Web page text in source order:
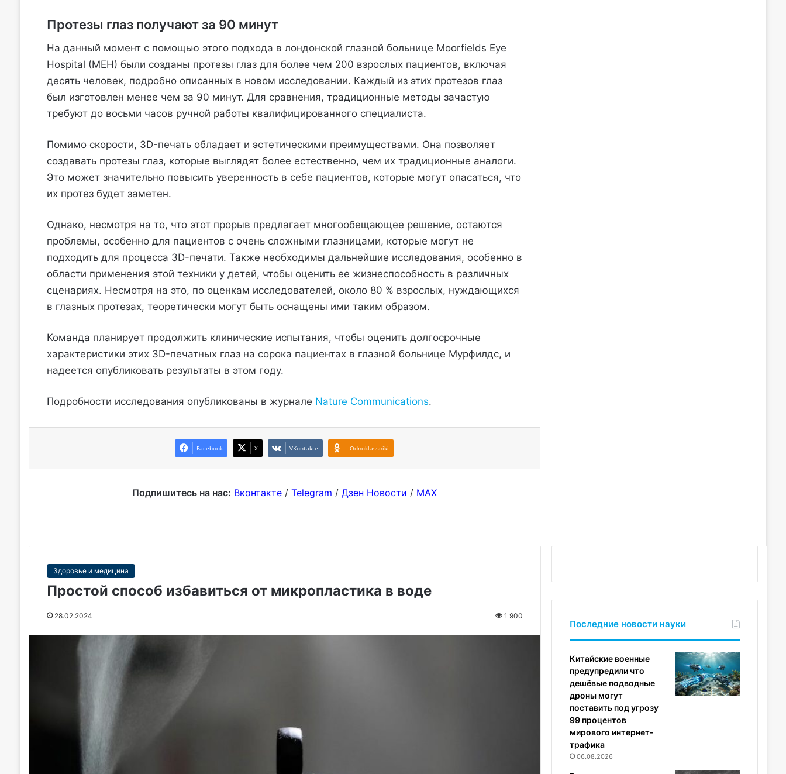
Протезы глаз получают за 90 минут
На данный момент с помощью этого подхода в лондонской глазной больнице Moorfields Eye
Hospital (MEH) были созданы протезы глаз для более чем 200 взрослых пациентов, включая
десять человек, подробно описанных в новом исследовании. Каждый из этих протезов глаз
был изготовлен менее чем за 90 минут. Для сравнения, традиционные методы зачастую
требуют до восьми часов ручной работы квалифицированного специалиста.
Помимо скорости, 3D-печать обладает и эстетическими преимуществами. Она позволяет
создавать протезы глаз, которые выглядят более естественно, чем их традиционные аналоги.
Это может значительно повысить уверенность в себе пациентов, которые могут опасаться, что
их протез будет заметен.
Однако, несмотря на то, что этот прорыв предлагает многообещающее решение, остаются
проблемы, особенно для пациентов с очень сложными глазницами, которые могут не
подходить для процесса 3D-печати. Также необходимы дальнейшие исследования, особенно в
области применения этой техники у детей, чтобы оценить ее жизнеспособность в различных
сценариях. Несмотря на это, по оценкам исследователей, около 80 % взрослых, нуждающихся
в глазных протезах, теоретически могут быть оснащены ими таким образом.
Команда планирует продолжить клинические испытания, чтобы оценить долгосрочные
характеристики этих 3D-печатных глаз на сорока пациентах в глазной больнице Мурфилдс, и
надеется опубликовать результаты в этом году.
Подробности исследования опубликованы в журнале Nature Communications.
Facebook X VKontakte Odnoklassniki
Подпишитесь на нас: Вконтакте/ Telegram / Дзен Новости / MAX